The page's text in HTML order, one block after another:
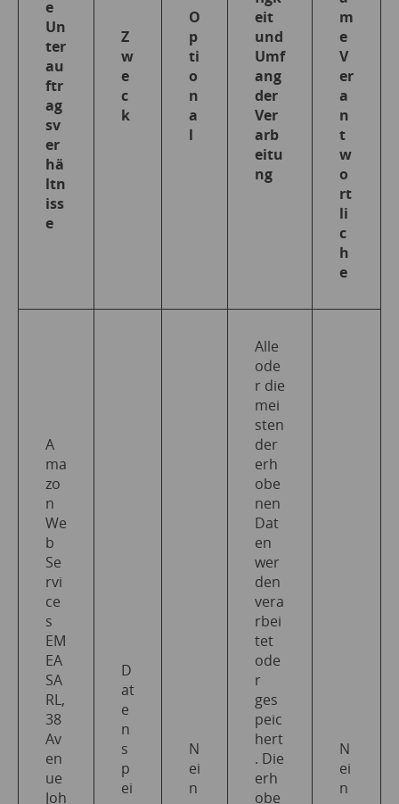
e
Un
ter
au
ftr
ag
sv
er
hä
ltn
iss
e
Z
w
e
c
k
O
p
ti
o
n
a
l
eit
und
Umf
ang
der
Ver
arb
eitu
ng
m
e
V
er
a
n
t
w
o
rt
li
c
h
e
A
ma
zo
n
We
b
Se
rvi
ce
s
EM
EA
SA
RL,
38
Av
en
ue
Joh
D
at
e
n
s
p
ei
N
ei
n
Alle
ode
r die
mei
sten
der
erh
obe
nen
Dat
en
wer
den
vera
rbei
tet
ode
r
ges
peic
hert
. Die
erh
obe
N
ei
n